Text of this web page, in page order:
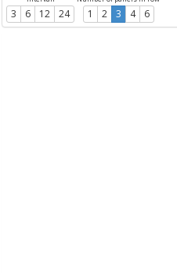
3 6 12 24 1 2 3 4 6